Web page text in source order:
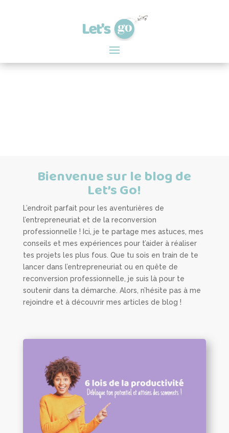
Bienvenue sur le blog de
Let’s Go!
L’endroit parfait pour les aventurières de
l’entrepreneuriat et de la reconversion
professionnelle ! Ici, je te partage mes astuces, mes
conseils et mes expériences pour t’aider à réaliser
tes projets les plus fous. Que tu sois en train de te
lancer dans l’entrepreneuriat ou en quête de
reconversion professionnelle, je suis là pour te
soutenir dans ta démarche. Alors, n’hésite pas à me
rejoindre et à découvrir mes articles de blog !